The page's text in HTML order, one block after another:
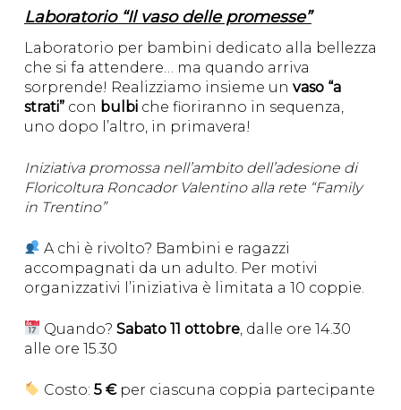
Laboratorio “Il vaso delle promesse”
Laboratorio per bambini dedicato alla bellezza
che si fa attendere… ma quando arriva
sorprende! Realizziamo insieme un vaso “a
strati”con bulbiche fioriranno in sequenza,
uno dopo l’altro, in primavera!
Iniziativa promossa nell’ambito dell’adesione di
Floricoltura Roncador Valentino alla rete “Family
in Trentino”
A chi è rivolto? Bambini e ragazzi
accompagnati da un adulto. Per motivi
organizzativi l’iniziativa è limitata a 10 coppie.
Quando?Sabato 11 ottobre , dalle ore 14.30
alle ore 15.30
Costo:5 €per ciascuna coppia partecipante